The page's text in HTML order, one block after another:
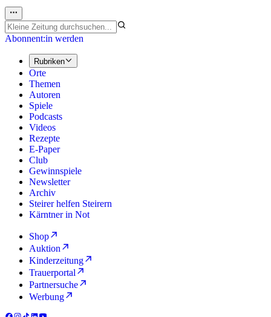
Abonnent:in werden
Rubriken
Orte
Themen
Autoren
Spiele
Podcasts
Videos
Rezepte
E-Paper
Club
Gewinnspiele
Newsletter
Archiv
Steirer helfen Steirern
Kärntner in Not
Shop
Auktion
Kinderzeitung
Trauerportal
Partnersuche
Werbung